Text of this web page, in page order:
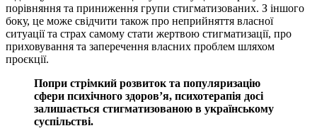
порівняння та приниження групи стигматизованих. З іншого
боку, це може свідчити також про неприйняття власної
ситуації та страх самому стати жертвою стигматизації, про
приховування та заперечення власних проблем шляхом
проєкції.
Попри стрімкий розвиток та популяризацію
сфери психічного здоров’я, психотерапія досі
залишається стигматизованою в українському
суспільстві.